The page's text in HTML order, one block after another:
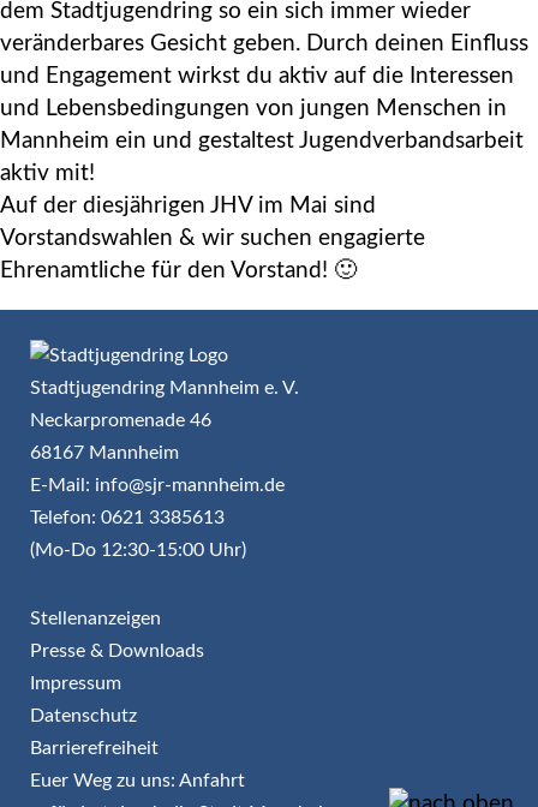
dem Stadtjugendring so ein sich immer wieder
veränderbares Gesicht geben. Durch deinen Einfluss
und Engagement wirkst du aktiv auf die Interessen
und Lebensbedingungen von jungen Menschen in
Mannheim ein und gestaltest Jugendverbandsarbeit
aktiv mit!
Auf der diesjährigen JHV im Mai sind
Vorstandswahlen & wir suchen engagierte
Ehrenamtliche für den Vorstand! 🙂
Stadtjugendring Mannheim e. V.
Neckarpromenade 46
68167 Mannheim
E-Mail: info@sjr-mannheim.de
Telefon: 0621 3385613
(Mo-Do 12:30-15:00 Uhr)
Stellenanzeigen
Presse & Downloads
Impressum
Datenschutz
Barrierefreiheit
Euer Weg zu uns: Anfahrt